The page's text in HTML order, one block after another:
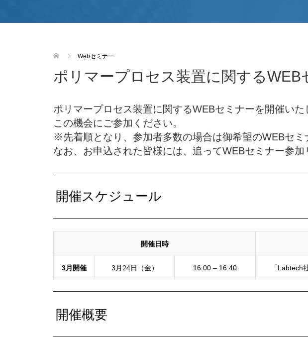
Webセミナー
ポリマープロセス装置に関する
ポリマープロセス装置に関するWEBセミナーを開催い
この機会にご参加ください。
※先着順となり、参加者多数の場合は御希望のWEBセミ
なお、お申込された皆様には、追ってWEBセミナー参
開催スケジュール
開催日時
3月開催 3月24日（金） 16:00 – 16:40 「Labtech
開催概要